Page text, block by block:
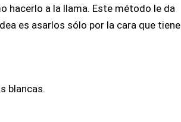
hacerlo a la llama. Este método le da
es asarlos sólo por la cara que tiene
blancas.